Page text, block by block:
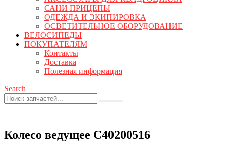
САНИ ПРИЦЕПЫ
ОДЕЖДА И ЭКИПИРОВКА
ОСВЕТИТЕЛЬНОЕ ОБОРУДОВАНИЕ
ВЕЛОСИПЕДЫ
ПОКУПАТЕЛЯМ
Контакты
Доставка
Полезная информация
Search
Колесо ведущее C40200516